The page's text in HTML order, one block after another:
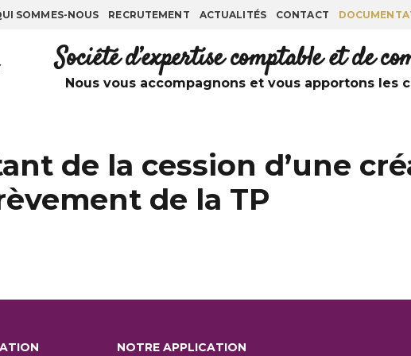
SOMMES-NOUS RECRUTEMENT ACTUALITÉS CONTACT
Société d’expertise comptable et de
Nous vous accompagnons et vous apportons les
de la cession d’une
de la TP
NOTRE APPLICATION